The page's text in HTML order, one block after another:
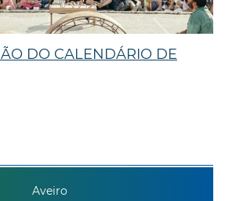
DO CALENDÁRIO DE
Aveiro